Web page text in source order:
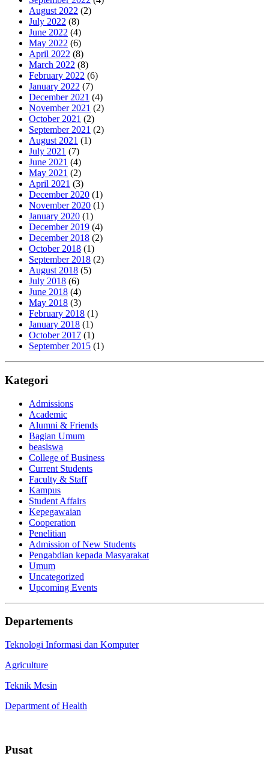
August 2022 (2)
July 2022 (8)
June 2022 (4)
May 2022 (6)
April 2022 (8)
March 2022 (8)
February 2022 (6)
January 2022 (7)
December 2021 (4)
November 2021 (2)
October 2021 (2)
September 2021 (2)
August 2021 (1)
July 2021 (7)
June 2021 (4)
May 2021 (2)
April 2021 (3)
December 2020 (1)
November 2020 (1)
January 2020 (1)
December 2019 (4)
December 2018 (2)
October 2018 (1)
September 2018 (2)
August 2018 (5)
July 2018 (6)
June 2018 (4)
May 2018 (3)
February 2018 (1)
January 2018 (1)
October 2017 (1)
September 2015 (1)
Kategori
Admissions
Academic
Alumni & Friends
Bagian Umum
beasiswa
College of Business
Current Students
Faculty & Staff
Kampus
Student Affairs
Kepegawaian
Cooperation
Penelitian
Admission of New Students
Pengabdian kepada Masyarakat
Umum
Uncategorized
Upcoming Events
Departements
Teknologi Informasi dan Komputer
Agriculture
Teknik Mesin
Department of Health
Pusat